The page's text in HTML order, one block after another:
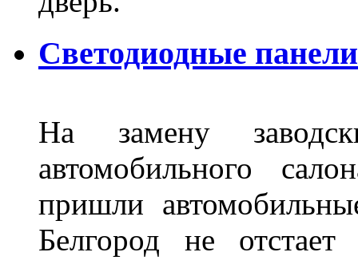
Светодиодные
На замену
автомобильного
пришли
Белгород не